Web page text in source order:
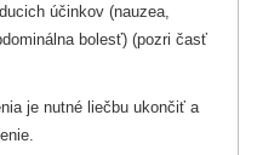
účinkov (nauzea,
bolesť) (pozri časť
je nutné liečbu ukončiť a